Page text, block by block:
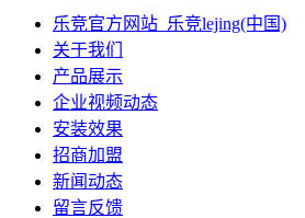
乐竞官方网站_乐竞lejing(中国)
关于我们
产品展示
企业视频动态
安装效果
招商加盟
新闻动态
留言反馈